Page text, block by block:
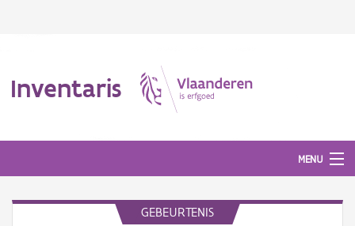
Inventaris
MENU
GEBEURTENIS